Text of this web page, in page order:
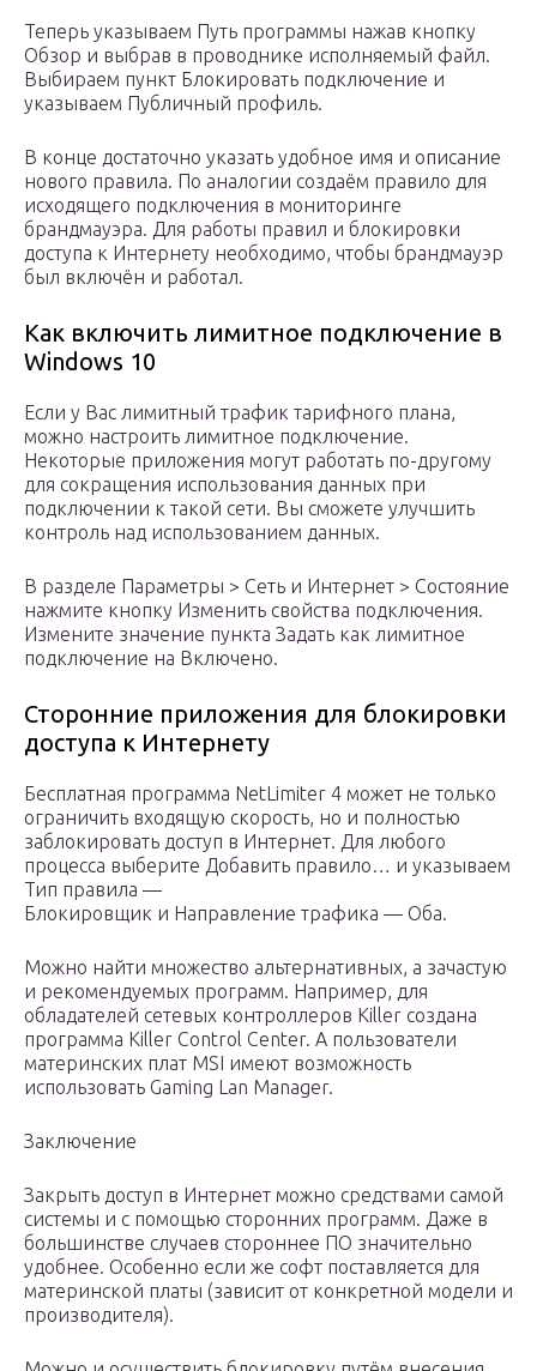
Теперь указываем Путь программы нажав кнопку
Обзор и выбрав в проводнике исполняемый файл.
Выбираем пункт Блокировать подключение и
указываем Публичный профиль.
В конце достаточно указать удобное имя и описание
нового правила. По аналогии создаём правило для
исходящего подключения в мониторинге
брандмауэра. Для работы правил и блокировки
доступа к Интернету необходимо, чтобы брандмауэр
был включён и работал.
Как включить лимитное подключение в
Windows 10
Если у Вас лимитный трафик тарифного плана,
можно настроить лимитное подключение.
Некоторые приложения могут работать по-другому
для сокращения использования данных при
подключении к такой сети. Вы сможете улучшить
контроль над использованием данных.
В разделе Параметры > Сеть и Интернет > Состояние
нажмите кнопку Изменить свойства подключения.
Измените значение пункта Задать как лимитное
подключение на Включено.
Сторонние приложения для блокировки
доступа к Интернету
Бесплатная программа NetLimiter 4 может не только
ограничить входящую скорость, но и полностью
заблокировать доступ в Интернет. Для любого
процесса выберите Добавить правило… и указываем
Тип правила —
Блокировщик и Направление трафика — Оба.
Можно найти множество альтернативных, а зачастую
и рекомендуемых программ. Например, для
обладателей сетевых контроллеров Killer создана
программа Killer Control Center. А пользователи
материнских плат MSI имеют возможность
использовать Gaming Lan Manager.
Заключение
Закрыть доступ в Интернет можно средствами самой
системы и с помощью сторонних программ. Даже в
большинстве случаев стороннее ПО значительно
удобнее. Особенно если же софт поставляется для
материнской платы (зависит от конкретной модели и
производителя).